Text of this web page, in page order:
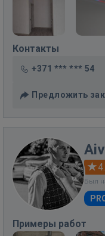
Контакты
+371 *** *** 54
Предложить
Был
Примеры работ